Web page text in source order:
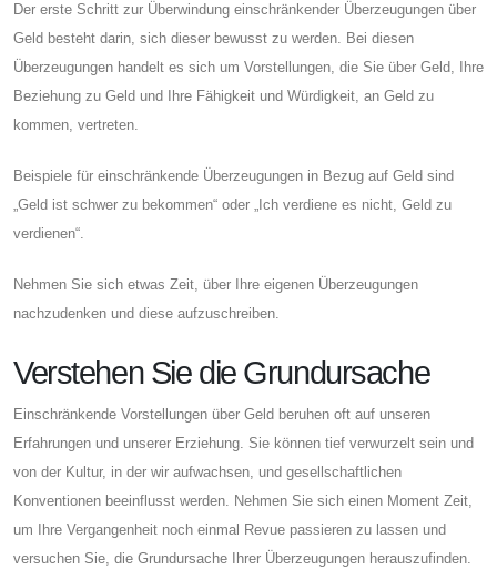
Der erste Schritt zur Überwindung einschränkender Überzeugungen über
Geld besteht darin, sich dieser bewusst zu werden. Bei diesen
Überzeugungen handelt es sich um Vorstellungen, die Sie über Geld, Ihre
Beziehung zu Geld und Ihre Fähigkeit und Würdigkeit, an Geld zu
kommen, vertreten.
Beispiele für einschränkende Überzeugungen in Bezug auf Geld sind
„Geld ist schwer zu bekommen“ oder „Ich verdiene es nicht, Geld zu
verdienen“.
Nehmen Sie sich etwas Zeit, über Ihre eigenen Überzeugungen
nachzudenken und diese aufzuschreiben.
Verstehen Sie die Grundursache
Einschränkende Vorstellungen über Geld beruhen oft auf unseren
Erfahrungen und unserer Erziehung. Sie können tief verwurzelt sein und
von der Kultur, in der wir aufwachsen, und gesellschaftlichen
Konventionen beeinflusst werden. Nehmen Sie sich einen Moment Zeit,
um Ihre Vergangenheit noch einmal Revue passieren zu lassen und
versuchen Sie, die Grundursache Ihrer Überzeugungen herauszufinden.